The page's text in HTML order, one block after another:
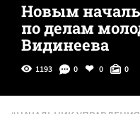
Новым
по делам
Видинеева
1193 0 0 0